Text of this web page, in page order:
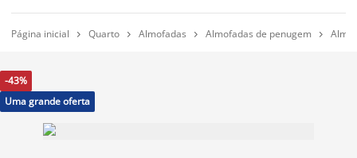
Página inicial  Quarto  Almofadas  Almofadas de penugem 
-43%
Uma grande oferta